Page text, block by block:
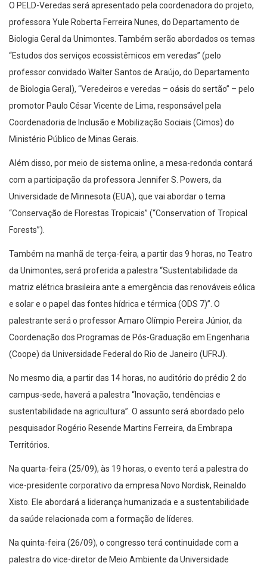
O PELD-Veredas será apresentado pela coordenadora do projeto,
professora Yule Roberta Ferreira Nunes, do Departamento de
Biologia Geral da Unimontes. Também serão abordados os temas
“Estudos dos serviços ecossistêmicos em veredas” (pelo
professor convidado Walter Santos de Araújo, do Departamento
de Biologia Geral), “Veredeiros e veredas – oásis do sertão” – pelo
promotor Paulo César Vicente de Lima, responsável pela
Coordenadoria de Inclusão e Mobilização Sociais (Cimos) do
Ministério Público de Minas Gerais.
Além disso, por meio de sistema online, a mesa-redonda contará
com a participação da professora Jennifer S. Powers, da
Universidade de Minnesota (EUA), que vai abordar o tema
“Conservação de Florestas Tropicais” (“Conservation of Tropical
Forests”).
Também na manhã de terça-feira, a partir das 9 horas, no Teatro
da Unimontes, será proferida a palestra “Sustentabilidade da
matriz elétrica brasileira ante a emergência das renováveis eólica
e solar e o papel das fontes hídrica e térmica (ODS 7)”. O
palestrante será o professor Amaro Olímpio Pereira Júnior, da
Coordenação dos Programas de Pós-Graduação em Engenharia
(Coope) da Universidade Federal do Rio de Janeiro (UFRJ).
No mesmo dia, a partir das 14 horas, no auditório do prédio 2 do
campus-sede, haverá a palestra “Inovação, tendências e
sustentabilidade na agricultura”. O assunto será abordado pelo
pesquisador Rogério Resende Martins Ferreira, da Embrapa
Territórios.
Na quarta-feira (25/09), às 19 horas, o evento terá a palestra do
vice-presidente corporativo da empresa Novo Nordisk, Reinaldo
Xisto. Ele abordará a liderança humanizada e a sustentabilidade
da saúde relacionada com a formação de líderes.
Na quinta-feira (26/09), o congresso terá continuidade com a
palestra do vice-diretor de Meio Ambiente da Universidade